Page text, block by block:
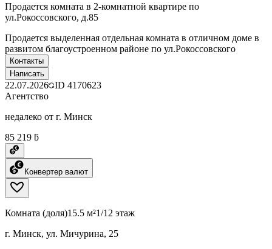
Продается комната в 2-комнатной квартире по
ул.Рокоссовского, д.85
Продается выделенная отдельная комната в отличном доме в
развитом благоустроенном районе по ул.Рокоссовского
Контакты
Написать
22.07.2026 ID 4170623
Агентство
недалеко от г. Минск
85 219 ƃ
Конвертер валют
Комната (доля)15.5 м²1/12 этаж
г. Минск, ул. Мичурина, 25